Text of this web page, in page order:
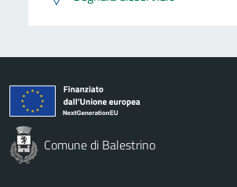
Comune di Balestrino